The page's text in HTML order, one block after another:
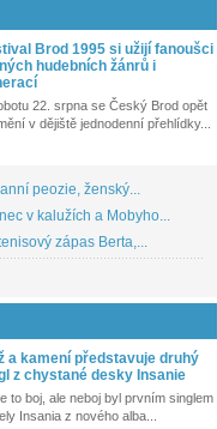
Brod 1995 si užijí fanoušci
hudebních žánrů i
22. srpna se Český Brod opět
v dějiště jednodenní přehlídky...
peozie, ženský...
v kalužích a Mobyho...
zápas Berta,...
a kamení představuje druhý
z chystané desky Insanie
to boj, ale neboj byl prvním singlem
Insania z nového alba...